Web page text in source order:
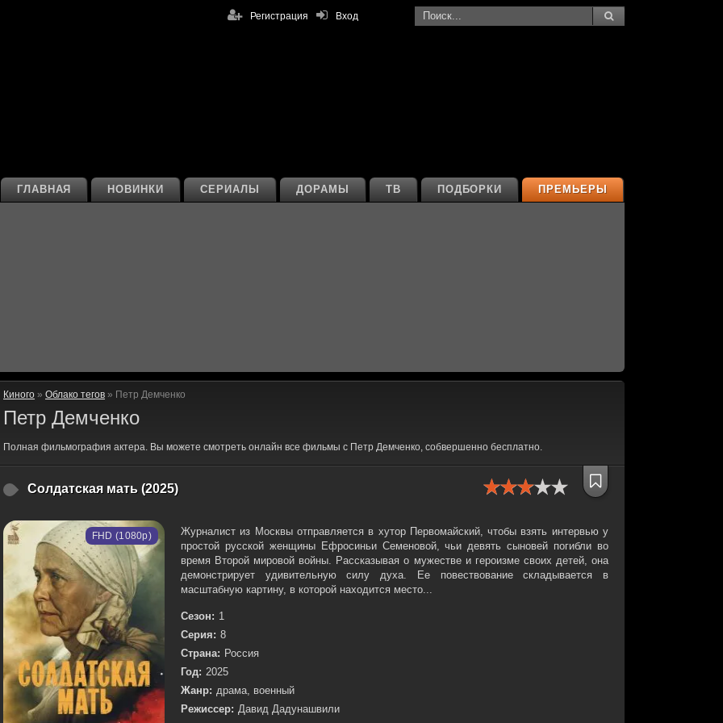
Вход
Регистрация
ПРЕМЬЕРЫ
ПОДБОРКИ
ТВ
ДОРАМЫ
СЕРИАЛЫ
НОВИНКИ
ГЛАВНАЯ
Киного » Облако тегов » Петр Демченко
Петр Демченко
Полная фильмография актера. Вы можете смотреть онлайн все фильмы с Петр Демченко, собвершенно бесплатно.
Солдатская мать (2025)
FHD (1080p)
Журналист из Москвы отправляется в хутор Первомайский, чтобы взять интервью у
простой русской женщины Ефросиньи Семеновой, чьи девять сыновей погибли во
время Второй мировой войны. Рассказывая о мужестве и героизме своих детей, она
демонстрирует удивительную силу духа. Ее повествование складывается в
масштабную картину, в которой находится место...
Сезон: 1
Серия: 8
Страна: Россия
Год: 2025
Жанр: драма, военный
Режиссер: Давид Дадунашвили